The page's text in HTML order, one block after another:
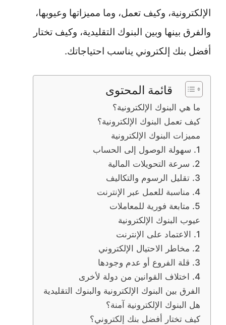
الإلكترونية، وكيف تعمل، وما مميزاتها وعيوبها،
والفرق بينها وبين البنوك التقليدية، وكيف تختار
أفضل بنك إلكتروني يناسب احتياجاتك.
قائمة المحتوى
ما هي البنوك الإلكترونية؟
كيف تعمل البنوك الإلكترونية؟
مميزات البنوك الإلكترونية
1. سهولة الوصول إلى الحساب
2. سرعة التحويلات المالية
3. تقليل الرسوم والتكاليف
4. مناسبة للعمل عبر الإنترنت
5. متابعة فورية للمعاملات
عيوب البنوك الإلكترونية
1. الاعتماد على الإنترنت
2. مخاطر الاحتيال الإلكتروني
3. قلة الفروع أو عدم وجودها
4. اختلاف القوانين من دولة لأخرى
الفرق بين البنوك الإلكترونية والبنوك التقليدية
هل البنوك الإلكترونية آمنة؟
كيف تختار أفضل بنك إلكتروني؟